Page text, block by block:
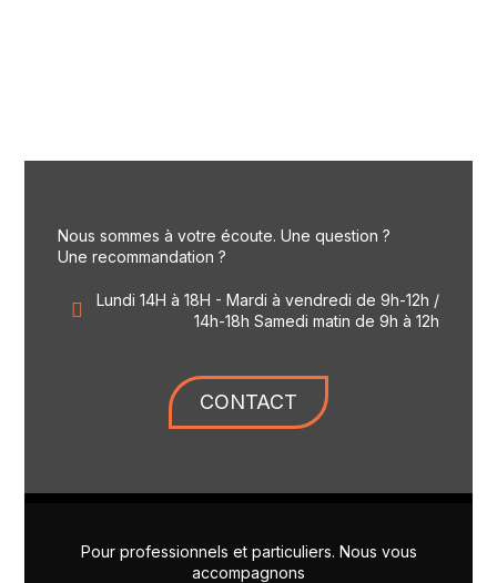
Nous sommes à votre écoute. Une question ?
Une recommandation ?
Lundi 14H à 18H - Mardi à vendredi de 9h-12h /
14h-18h Samedi matin de 9h à 12h
CONTACT
Pour professionnels et particuliers. Nous vous
accompagnons